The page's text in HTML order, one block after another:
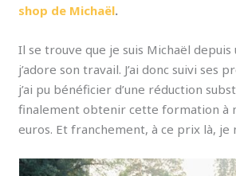
shop de Michaël.
Il se trouve que je suis Michaël
j’adore son travail. J’ai donc suivi ses
j’ai pu bénéficier d’une réduction
finalement obtenir cette formation à
euros. Et franchement, à ce prix là, je